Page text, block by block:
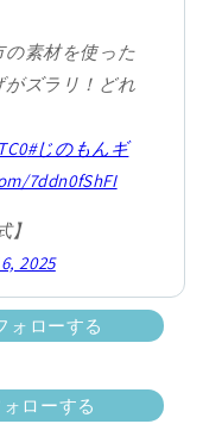
の素材を使った
ズラリ！どれ
#じのもんギ
7ddn0fShFI
】
2025
ォローする
ローする